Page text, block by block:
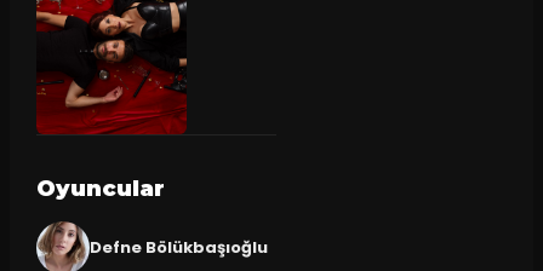
Oyuncular
Defne Bölükbaşıoğlu